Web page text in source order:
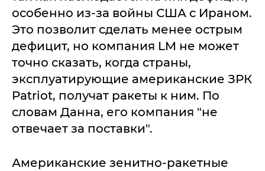
особенно из-за войны США с Ираном.
Это позволит сделать менее острым
дефицит, но компания LM не может
точно сказать, когда страны,
эксплуатирующие американские ЗРК
Patriot, получат ракеты к ним. По
словам Данна, его компания "не
отвечает за поставки".
Американские зенитно-ракетные